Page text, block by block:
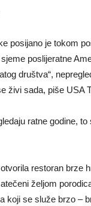
posijano je tokom
poslijeratne
društva“,
živi sada, piše USA
ratne godine,
restoran brze
željom
koji se služe brzo –